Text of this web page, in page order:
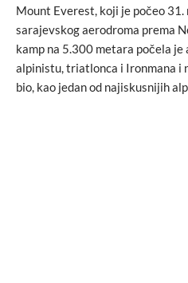
Mount Everest, koji je počeo 31.
sarajevskog aerodroma prema
kamp na 5.300 metara počela
alpinistu, triatlonca i Ironmana i
bio, kao jedan od najiskusnijih